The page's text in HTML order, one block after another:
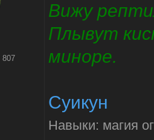
807
Вижу
Плывут
миноре.
Суикун
Навыки: магия